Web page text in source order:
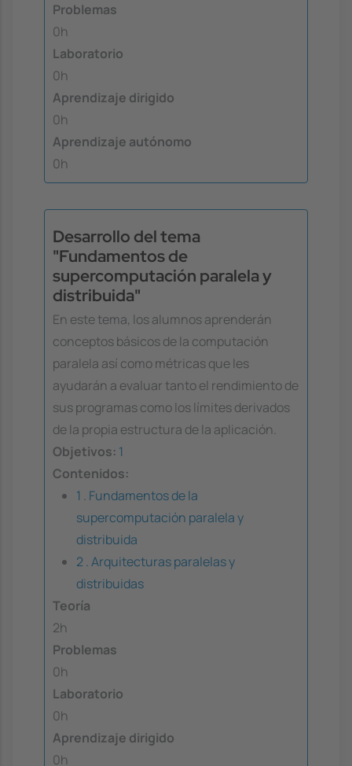
Problemas
0h
Laboratorio
0h
Aprendizaje dirigido
0h
Aprendizaje autónomo
0h
Desarrollo del tema
"Fundamentos de
supercomputación paralela y
distribuida"
En este tema, los alumnos aprenderán
conceptos básicos de la computación
paralela así como métricas que les
ayudarán a evaluar tanto el rendimiento de
sus programas como los límites derivados
de la propia estructura de la aplicación.
Objetivos: 1
Contenidos:
1 . Fundamentos de la
supercomputación paralela y
distribuida
2 . Arquitecturas paralelas y
distribuidas
Teoría
2h
Problemas
0h
Laboratorio
0h
Aprendizaje dirigido
0h